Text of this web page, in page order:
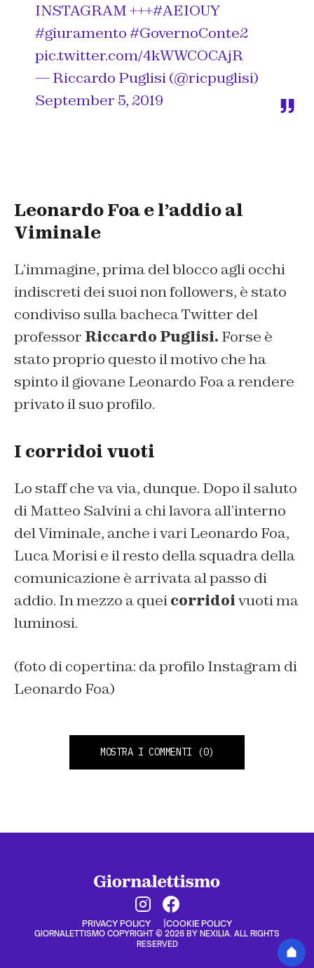
INSTAGRAM +++#AEIOUY
#giuramento#GovernoConte2
pic.twitter.com/4kWWCOCAjR
— Riccardo Puglisi (@ricpuglisi)
September 5, 2019
Leonardo Foa e l’addio al
Viminale
L’immagine, prima del blocco agli occhi
indiscreti dei suoi non followers, è stato
condiviso sulla bacheca Twitter del
professor Riccardo Puglisi. Forse è
stato proprio questo il motivo che ha
spinto il giovane Leonardo Foa a rendere
privato il suo profilo.
I corridoi vuoti
Lo staff che va via, dunque. Dopo il saluto
di Matteo Salvini a chi lavora all’interno
del Viminale, anche i vari Leonardo Foa,
Luca Morisi e il resto della squadra della
comunicazione è arrivata al passo di
addio. In mezzo a queicorridoivuoti ma
luminosi.
(foto di copertina: da profilo Instagram di
Leonardo Foa)
MOSTRA I COMMENTI (0)
PRIVACY POLICY COOKIE POLICY
GIORNALETTISMO COPYRIGHT © 2026 BY NEXILIA. ALL RIGHTS
RESERVED